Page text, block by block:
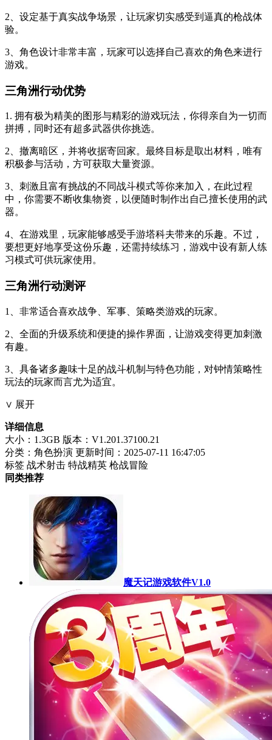
2、设定基于真实战争场景，让玩家切实感受到逼真的枪战体
验。
3、角色设计非常丰富，玩家可以选择自己喜欢的角色来进行
游戏。
三角洲行动优势
1. 拥有极为精美的图形与精彩的游戏玩法，你得亲自为一切而
拼搏，同时还有超多武器供你挑选。
2、撤离暗区，并将收据寄回家。最终目标是取出材料，唯有
积极参与活动，方可获取大量资源。
3、刺激且富有挑战的不同战斗模式等你来加入，在此过程
中，你需要不断收集物资，以便随时制作出自己擅长使用的武
器。
4、在游戏里，玩家能够感受手游塔科夫带来的乐趣。不过，
要想更好地享受这份乐趣，还需持续练习，游戏中设有新人练
习模式可供玩家使用。
三角洲行动测评
1、非常适合喜欢战争、军事、策略类游戏的玩家。
2、全面的升级系统和便捷的操作界面，让游戏变得更加刺激
有趣。
3、具备诸多趣味十足的战斗机制与特色功能，对钟情策略性
玩法的玩家而言尤为适宜。
∨ 展开
详细信息
大小：1.3GB 版本：V1.201.37100.21
分类：角色扮演 更新时间：2025-07-11 16:47:05
标签 战术射击 特战精英 枪战冒险
同类推荐
魔天记游戏软件V1.0